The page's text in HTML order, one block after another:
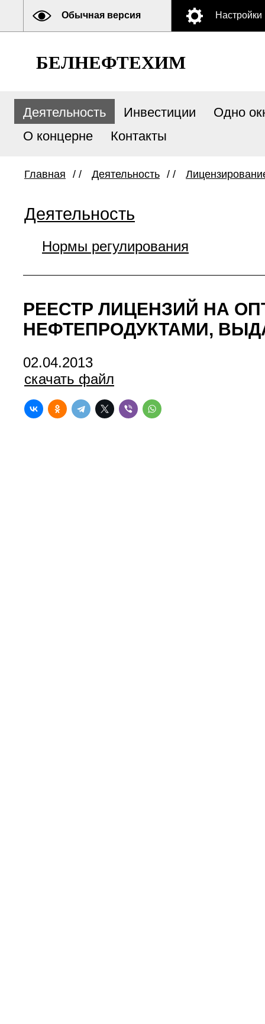
Обычная версия Настройки
БЕЛНЕФТЕХИМ
Деятельность Инвестиции
Одно
О концерне
Контакты
Главная / / Деятельность / /
Деятельность
Нормы регулирования
РЕЕСТР ЛИЦЕНЗИЙ НА
НЕФТЕПРОДУКТАМИ,
02.04.2013
скачать файл